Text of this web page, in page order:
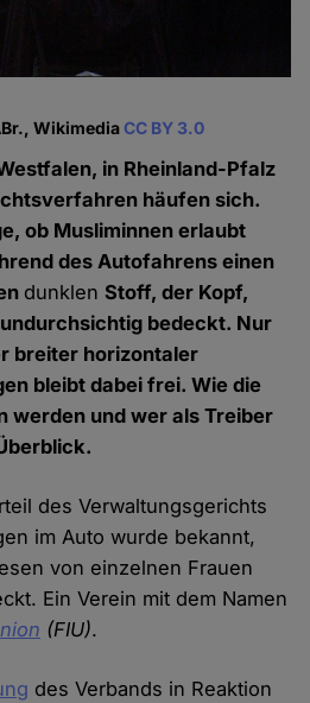
WikimediaCC BY 3.0
in Rheinland-Pfalz
häufen sich.
ob Musliminnen erlaubt
des Autofahrens einen
dunklenStoff, der Kopf,
bedeckt. Nur
breiter horizontaler
bleibt dabei frei. Wie die
werden und wer als Treiber
des Verwaltungsgerichts
im Auto wurde bekannt,
von einzelnen Frauen
Ein Verein mit dem Namen
(FIU).
des Verbands in Reaktion